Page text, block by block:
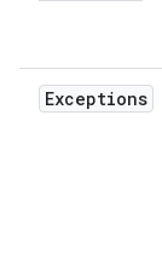
Exceptions